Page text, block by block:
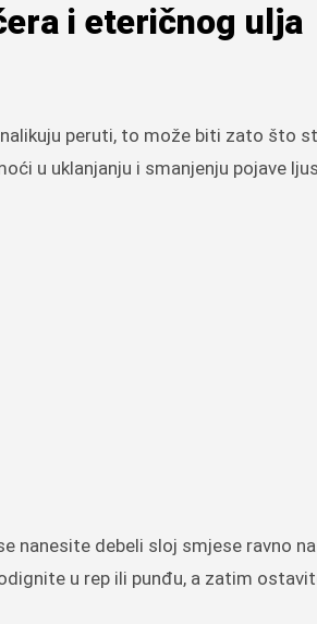
i eteričnog ulja
peruti, to može biti zato što
u uklanjanju i smanjenju pojave
nanesite debeli sloj smjese ravno
u rep ili punđu, a zatim